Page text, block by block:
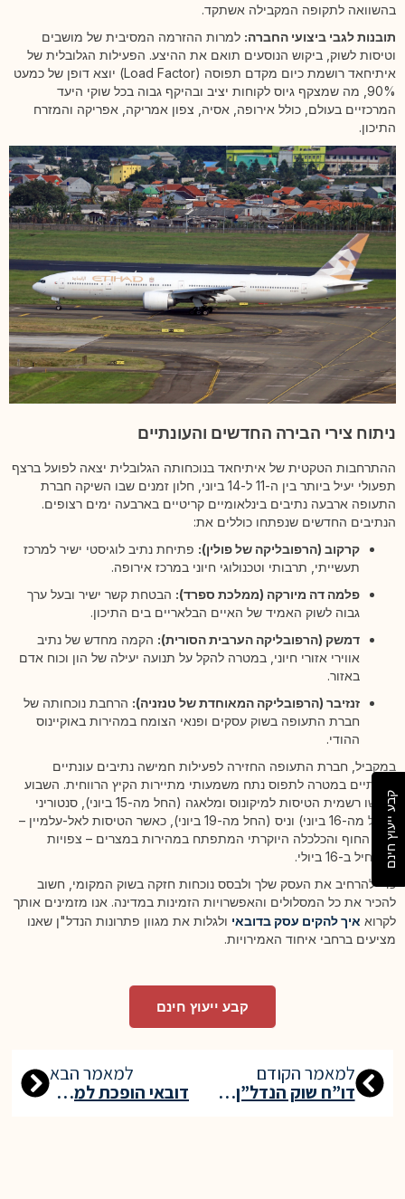
בהשוואה לתקופה המקבילה אשתקד.
תובנות לגבי ביצועי החברה: למרות ההזרמה המסיבית של מושבים
וטיסות לשוק, ביקוש הנוסעים תואם את ההיצע. הפעילות הגלובלית של
איתיחאד רושמת כיום מקדם תפוסה (Load Factor) יוצא דופן של כמעט
90%, מה שמצקף גיוס לקוחות יציב ובהיקף גבוה בכל שוקי היעד
המרכזיים בעולם, כולל אירופה, אסיה, צפון אמריקה, אפריקה והמזרח
התיכון.
ניתוח צירי הבירה החדשים והעונתיים
ההתרחבות הטקטית של איתיחאד בנוכחותה הגלובלית יצאה לפועל ברצף
תפעולי יעיל ביותר בין ה-11 ל-14 ביוני, חלון זמנים שבו השיקה חברת
התעופה ארבעה נתיבים בינלאומיים קריטיים בארבעה ימים רצופים.
הנתיבים החדשים שנפתחו כוללים את:
קרקוב (הרפובליקה של פולין): פתיחת נתיב לוגיסטי ישיר למרכז
תעשייתי, תרבותי וטכנולוגי חיוני במרכז אירופה.
פלמה דה מיורקה (ממלכת ספרד): הבטחת קשר ישיר ובעל ערך
גבוה לשוק האמיד של האיים הבלאריים בים התיכון.
דמשק (הרפובליקה הערבית הסורית): הקמה מחדש של נתיב
אווירי אזורי חיוני, במטרה להקל על תנועה יעילה של הון וכוח אדם
באזור.
זנזיבר (הרפובליקה המאוחדת של טנזניה): הרחבת נוכחותה של
חברת התעופה בשוק עסקים ופנאי הצומח במהירות באוקיינוס
ההודי.
במקביל, חברת התעופה החזירה לפעילות חמישה נתיבים עונתיים
יוקרתיים במטרה לתפוס נתח משמעותי מתיירות הקיץ הרווחית. השבוע
חודשו רשמית הטיסות למיקונוס ומלאגה (החל מה-15 ביוני), סנטוריני
(החל מה-16 ביוני) וניס (החל מה-19 ביוני), כאשר הטיסות לאל-עלמיין –
אזור החוף והכלכלה היוקרתי המתפתח במהירות במצרים – צפויות
להתחיל ב-16 ביולי.
כדי להרחיב את העסק שלך ולבסס נוכחות חזקה בשוק המקומי, חשוב
להכיר את כל המסלולים והאפשרויות הזמינות במדינה. אנו מזמינים אותך
לקרוא איך להקים עסק בדובאי ולגלות את מגוון פתרונות הנדל"ן שאנו
מציעים ברחבי איחוד האמירויות.
קבע ייעוץ חינם
למאמר הקודם
דו”ח שוק הנדל”ן בדובאי – רבעון ראשון 2026
למאמר הבא
דובאי הופכת למעצמת תיירות רפואית: ההטבות החדשות לחולים זרים
קבע ייעוץ חינם